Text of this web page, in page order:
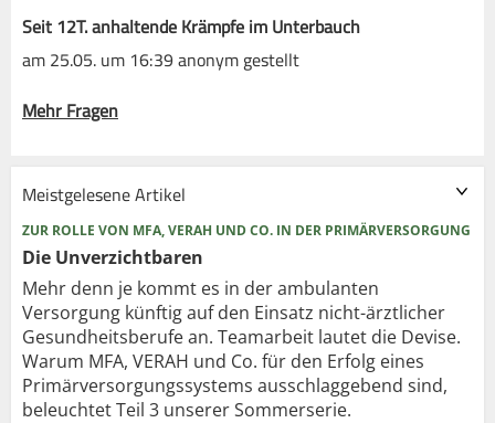
Seit 12T. anhaltende Krämpfe im Unterbauch
am 25.05. um 16:39 anonym gestellt
Mehr Fragen
Meistgelesene Artikel
ZUR ROLLE VON MFA, VERAH UND CO. IN DER PRIMÄRVERSORGUNG
Die Unverzichtbaren
Mehr denn je kommt es in der ambulanten
Versorgung künftig auf den Einsatz nicht-ärztlicher
Gesundheitsberufe an. Teamarbeit lautet die Devise.
Warum MFA, VERAH und Co. für den Erfolg eines
Primärversorgungssystems ausschlaggebend sind,
beleuchtet Teil 3 unserer Sommerserie.